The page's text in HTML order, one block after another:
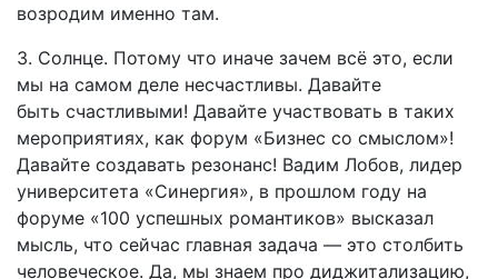
возродим именно там.
3. Солнце. Потому что иначе зачем всё это, если
мы на самом деле несчастливы. Давайте
быть счастливыми! Давайте участвовать в таких
мероприятиях, как форум «Бизнес со смыслом»!
Давайте создавать резонанс! Вадим Лобов, лидер
университета «Синергия», в прошлом году на
форуме «100 успешных романтиков» высказал
мысль, что сейчас главная задача — это столбить
человеческое. Да, мы знаем про диджитализацию,